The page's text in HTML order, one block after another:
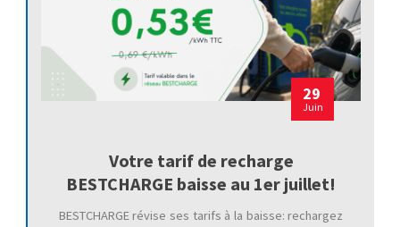
29
Juin
Votre tarif de recharge
BESTCHARGE baisse au 1er juillet!
BESTCHARGE révise ses tarifs à la baisse: rechargez